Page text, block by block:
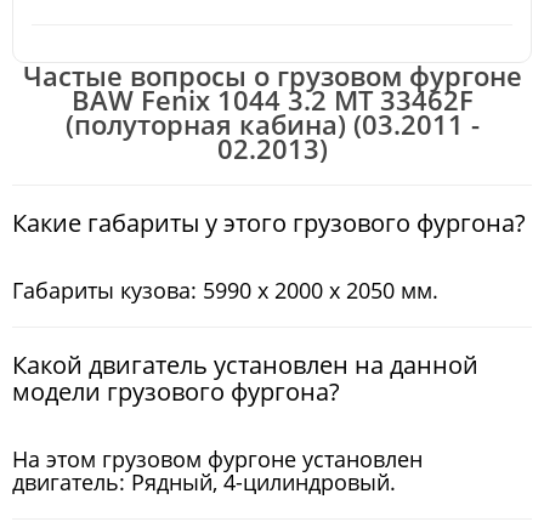
Частые вопросы о грузовом фургоне
BAW Fenix 1044 3.2 MT 33462F
(полуторная кабина) (03.2011 -
02.2013)
Какие габариты у этого грузового фургона?
Габариты кузова: 5990 x 2000 x 2050 мм.
Какой двигатель установлен на данной
модели грузового фургона?
На этом грузовом фургоне установлен
двигатель: Рядный, 4-цилиндровый.